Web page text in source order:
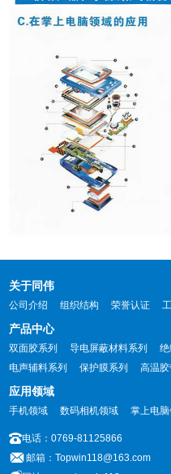
关于同伟
公司介绍 组织结构 荣誉认证
产品中心
双面胶系列 导电屏蔽材料系列 绝
电声辅料系列
保护膜系列 高温胶
应用领域
手机领域 数码相机领域 掌上电
电话：0769-81125866
邮箱：Topwin118@163.com